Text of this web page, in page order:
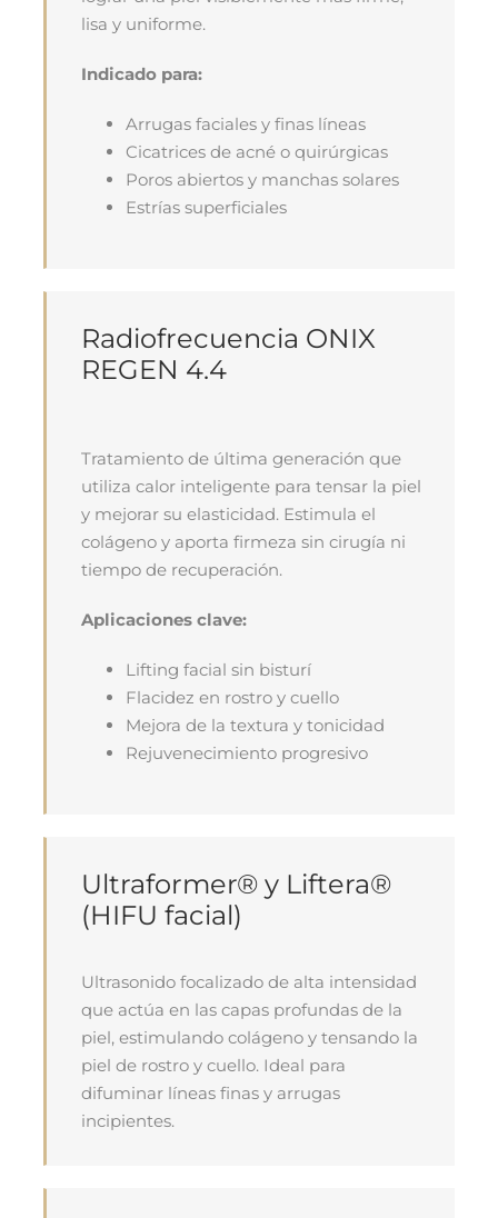
lisa y uniforme.
Indicado para:
Arrugas faciales y finas líneas
Cicatrices de acné o quirúrgicas
Poros abiertos y manchas solares
Estrías superficiales
Radiofrecuencia ONIX
REGEN 4.4
Tratamiento de última generación que
utiliza calor inteligente para tensar la piel
y mejorar su elasticidad. Estimula el
colágeno y aporta firmeza sin cirugía ni
tiempo de recuperación.
Aplicaciones clave:
Lifting facial sin bisturí
Flacidez en rostro y cuello
Mejora de la textura y tonicidad
Rejuvenecimiento progresivo
Ultraformer® y Liftera®
(HIFU facial)
Ultrasonido focalizado de alta intensidad
que actúa en las capas profundas de la
piel, estimulando colágeno y tensando la
piel de rostro y cuello. Ideal para
difuminar líneas finas y arrugas
incipientes.